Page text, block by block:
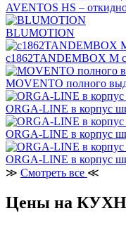
AVENTOS HS –
BLUMOTION
c1862TANDEMBOX М
MOVENTO полного
ORGA-LINE в корпус
ORGA-LINE в корпус
ORGA-LINE в корпус
≫ Смотреть все ≪
Цены на